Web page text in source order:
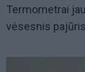
Termometrai
vėsesnis